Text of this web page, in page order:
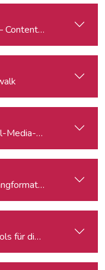
Content-Produktion
Media-Recherchen
Journalismus
für die